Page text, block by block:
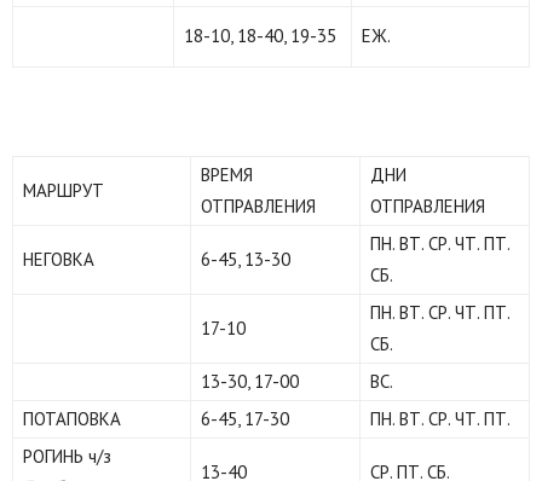
18-10, 18-40, 19-35 ЕЖ.
МАРШРУТ
ВРЕМЯ
ОТПРАВЛЕНИЯ
ДНИ
ОТПРАВЛЕНИЯ
НЕГОВКА 6-45, 13-30
ПН. ВТ. СР. ЧТ. ПТ.
СБ.
17-10
ПН. ВТ. СР. ЧТ. ПТ.
СБ.
13-30, 17-00
ВС.
ПОТАПОВКА
6-45, 17-30
ПН. ВТ. СР. ЧТ. ПТ.
РОГИНЬ ч/з
13-40 СР. ПТ. СБ.